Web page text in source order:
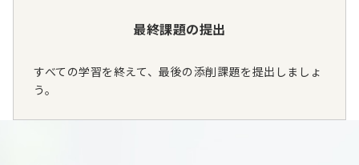
最終課題の提出
すべての学習を終えて、最後の添削課題を提出しましょ
う。